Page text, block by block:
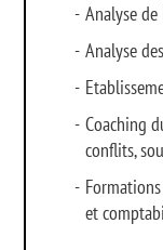
- Analyse
- Analyse
-
- Coaching
conflits,
-
et